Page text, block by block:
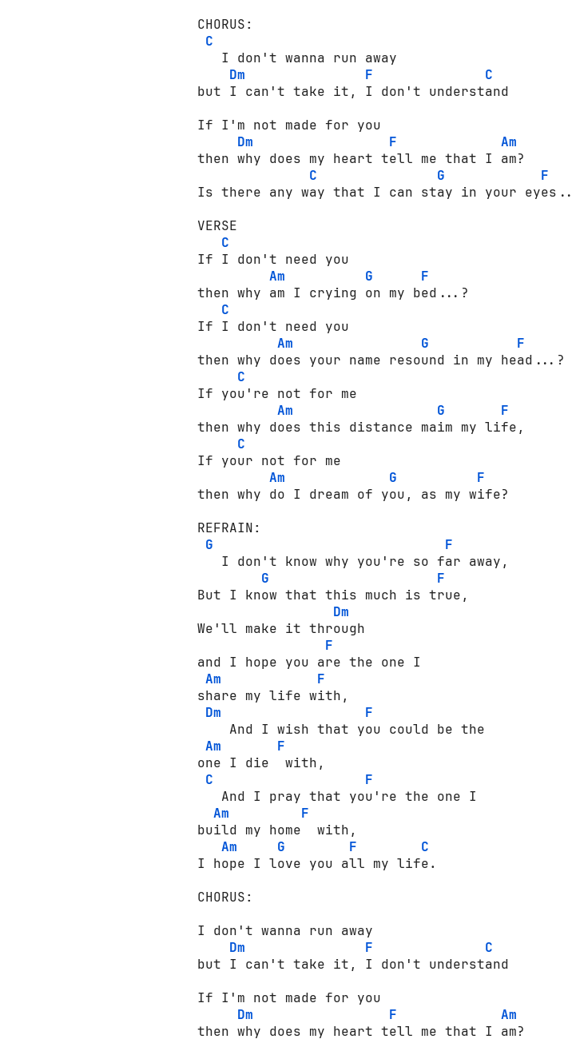
CHORUS:
C
   I don't wanna run away
Dm
F
C
but I can't take it, I don't understand
If I'm not made for you
Dm
F
Am
then why does my heart tell me that I am?
C
G F
Is there any way that I can stay in your
VERSE
C
If I don't need you
Am
G
F
then why am I crying on my bed...?
C
If I don't need you
Am
G
F
then why does your name resound in my head...?
C
If you're not for me
Am
G
F
then why does this distance maim my life,
C
If your not for me
Am
G
F
then why do I dream of you, as my wife?
REFRAIN:
G
F
   I don't know why you're so far away,
G
F
But I know that this much is true,
Dm
We'll make it through
F
and I hope you are the one I
Am
F
share my life with,
Dm
F
    And I wish that you could be the
Am
F
one I die  with,
C
F
   And I pray that you're the one I
Am
F
build my home  with,
Am
G F
C
I hope I love you all my life.
CHORUS:
I don't wanna run away
Dm
F
C
but I can't take it, I don't understand
If I'm not made for you
Dm
F
Am
then why does my heart tell me that I am?